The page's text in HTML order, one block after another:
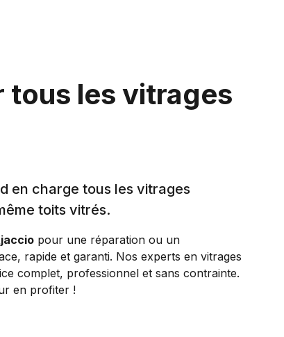
tous les vitrages
en charge tous les vitrages
toits vitrés.
pour une réparation ou un
rapide et garanti. Nos experts en vitrages
complet, professionnel et sans contrainte.
en profiter !